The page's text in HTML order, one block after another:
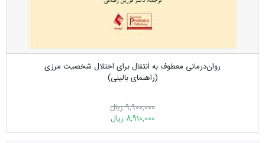
روان‌درمانی معطوف به انتقال برای اختلال شخصیت مرزی
(راهنمای بالینی)
9,900,000 ریال
8,910,000 ریال